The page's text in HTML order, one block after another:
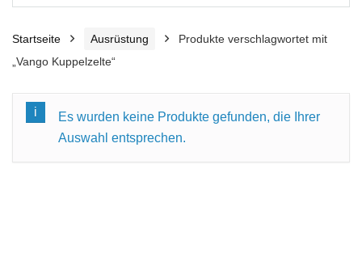
Startseite Ausrüstung
Produkte verschlagwortet mit
„Vango Kuppelzelte“
Es wurden keine Produkte gefunden, die Ihrer
Auswahl entsprechen.